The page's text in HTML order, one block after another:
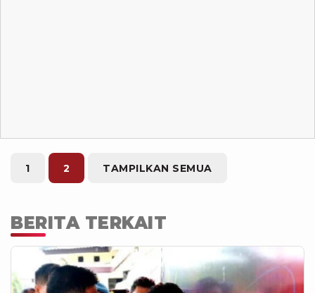
1 2 TAMPILKAN SEMUA
BERITA TERKAIT